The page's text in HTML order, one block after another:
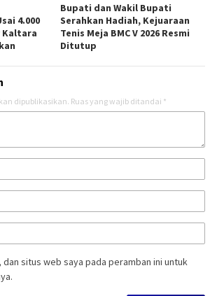
4.000
Kaltara
Bupati dan Wakil Bupati
Serahkan Hadiah, Kejuaraan
Tenis Meja BMC V 2026 Resmi
Ditutup
dipublikasikan. Ruas yang wajib ditandai *
dan situs web saya pada peramban ini untuk